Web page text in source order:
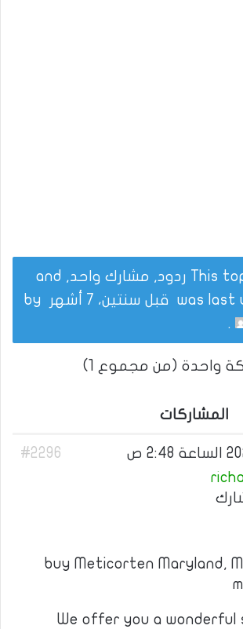
This topic has 0 ردود, مشارك واحد, and
was last قبل سنتين، 7 أشهر
.
واحدة (من مجموع 1)
المشاركات
#2296
buy Meticorten Maryland,
We offer you a wonderful